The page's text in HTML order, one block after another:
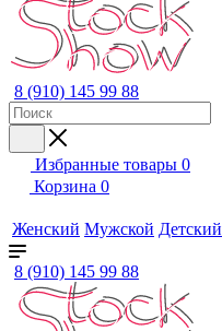
8 (910) 145 99 88
Избранные товары 0
Корзина 0
Женский Мужской Детский
8 (910) 145 99 88